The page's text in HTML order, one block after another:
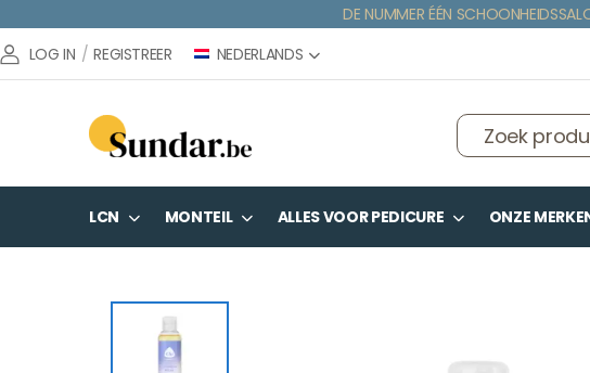
DE NUMMER ÉÉN
LOG IN / REGISTREER NEDERLANDS
LCN MONTEIL ALLES VOOR PEDICURE ONZE